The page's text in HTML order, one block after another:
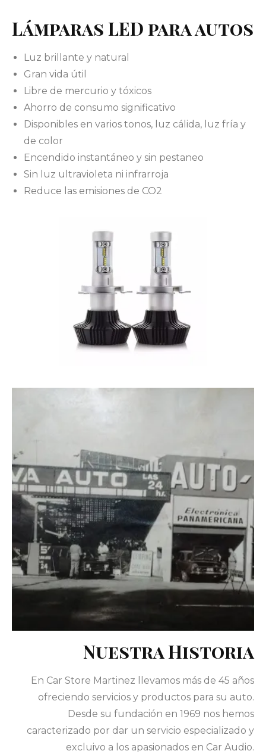
Lámparas LED para autos
Luz brillante y natural
Gran vida útil
Libre de mercurio y tóxicos
Ahorro de consumo significativo
Disponibles en varios tonos, luz cálida, luz fría y
de color
Encendido instantáneo y sin pestaneo
Sin luz ultravioleta ni infrarroja
Reduce las emisiones de CO2
Nuestra Historia
En Car Store Martinez llevamos más de 45 años
ofreciendo servicios y productos para su auto.
Desde su fundación en 1969 nos hemos
caracterizado por dar un servicio especializado y
excluivo a los apasionados en Car Audio.